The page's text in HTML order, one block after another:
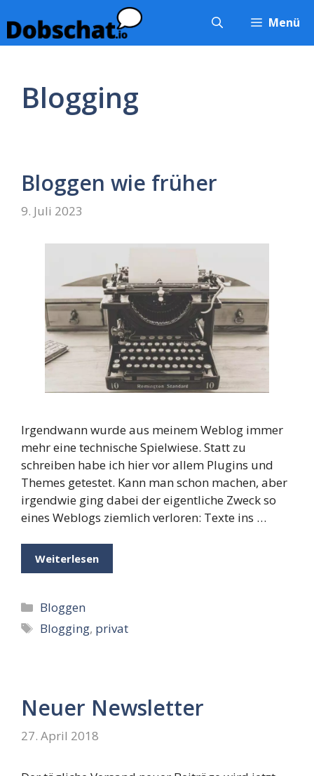
Inhalt
springen
Menü
Blogging
Bloggen wie früher
9. Juli 2023
Irgendwann wurde aus meinem Weblog immer
mehr eine technische Spielwiese. Statt zu
schreiben habe ich hier vor allem Plugins und
Themes getestet. Kann man schon machen, aber
irgendwie ging dabei der eigentliche Zweck so
eines Weblogs ziemlich verloren: Texte ins …
Weiterlesen
Kategorien
Bloggen
Schlagwörter
Blogging, privat
Neuer Newsletter
27. April 2018